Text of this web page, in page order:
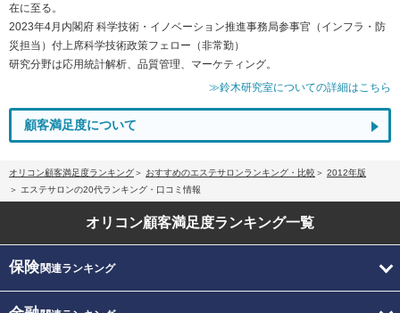
在に至る。
2023年4月内閣府 科学技術・イノベーション推進事務局参事官（インフラ・防
災担当）付上席科学技術政策フェロー（非常勤）
研究分野は応用統計解析、品質管理、マーケティング。
≫鈴木研究室についての詳細はこちら
顧客満足度について
オリコン顧客満足度ランキング おすすめのエステサロンランキング・比較
2012年版
エステサロンの20代ランキング・口コミ情報
オリコン顧客満足度ランキング一覧
保険関連ランキング